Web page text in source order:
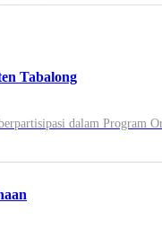
Tabalong
dalam